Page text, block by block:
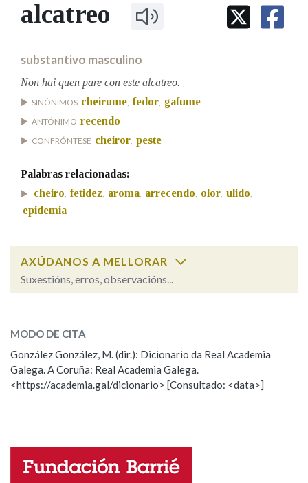
IDENTIDADE CORPORATIVA
MARCIAL DEL ADALID
FIGURAS HOMENAXEADAS
PRIMAVERA DAS LETRAS
PORTAL DAS PALABRAS
Facebook
TwitterYoutubeInstagram
Bluesky
BUSCAR NOS LEMAS
Remata por
BUSCAR NO CONTIDO
Nos exemplos
alcatreo
substantivo masculino
Non hai quen pare con este alcatreo.
SINÓNIMOS cheirume, fedor, gafume
ANTÓNIMO recendo
CONFRÓNTESE cheiror, peste
Palabras relacionadas:
cheiro, fetidez, aroma, arrecendo, olor, ulido,
epidemia
AXÚDANOS A MELLORAR
Suxestións, erros, observacións...
ESCOLLE UNHA OPCIÓN:
Observación Hai un erro na palabra
Propoño mellorar a definición
Nome
MODO DE CITA
González González, M. (dir.): Dicionario da Real Academia
Galega. A Coruña: Real Academia Galega.
<https://academia.gal/dicionario> [Consultado: <data>]